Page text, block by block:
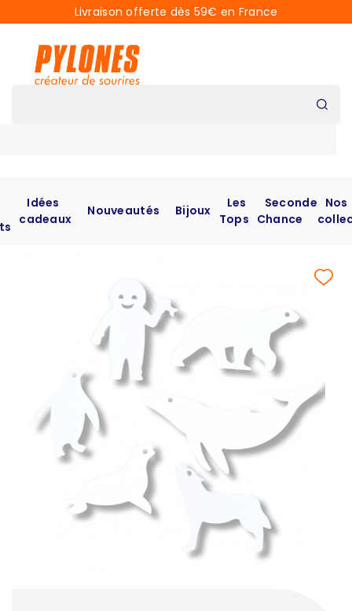
Livraison offerte dès 59€ en France
Idées
cadeaux
Nouveautés Bijoux
Les
Tops
Seconde
Chance
Nos